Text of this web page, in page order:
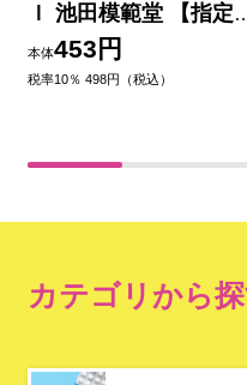
ｌ 池田模範堂 【指定
2類医薬品】
本体453円
税率10％ 498円（税込）
カテゴリから